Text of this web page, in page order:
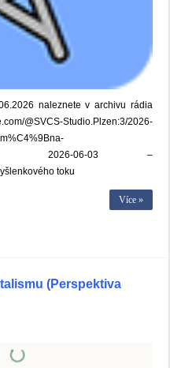
naleznete v archivu rádia
@SVCS-Studio.Plzen:3/2026-
toku:b 2026-06-03 –
toku
Více »
(Perspektiva